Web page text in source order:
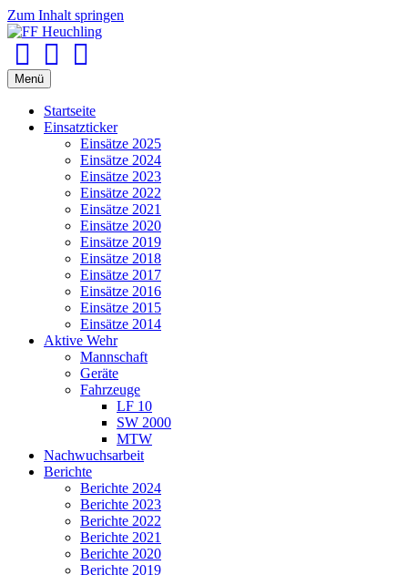
Zum Inhalt springen
Menü
Startseite
Einsatzticker
Einsätze 2025
Einsätze 2024
Einsätze 2023
Einsätze 2022
Einsätze 2021
Einsätze 2020
Einsätze 2019
Einsätze 2018
Einsätze 2017
Einsätze 2016
Einsätze 2015
Einsätze 2014
Aktive Wehr
Mannschaft
Geräte
Fahrzeuge
LF 10
SW 2000
MTW
Nachwuchsarbeit
Berichte
Berichte 2024
Berichte 2023
Berichte 2022
Berichte 2021
Berichte 2020
Berichte 2019